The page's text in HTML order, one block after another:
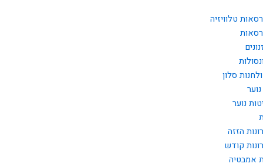
טלוויזיה
סלון
נוער
הזזה
קודש
אמבטיה